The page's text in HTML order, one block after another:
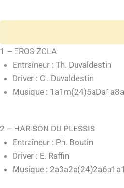
1 – EROS ZOLA
Entraîneur : Th. Duvaldestin
Driver : Cl. Duvaldestin
Musique : 1a1m(24)5aDa1a8a
2 – HARISON DU PLESSIS
Entraîneur : Ph. Boutin
Driver : E. Raffin
Musique :